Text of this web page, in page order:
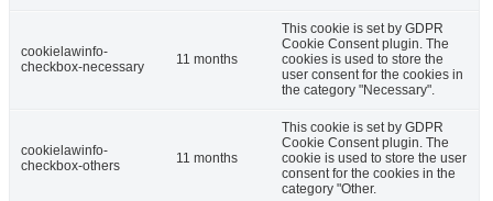
cookielawinfo-
checkbox-necessary
11 months
This cookie is set by GDPR
Cookie Consent plugin. The
cookies is used to store the
user consent for the cookies in
the category "Necessary".
cookielawinfo-
checkbox-others
11 months
This cookie is set by GDPR
Cookie Consent plugin. The
cookie is used to store the user
consent for the cookies in the
category "Other.